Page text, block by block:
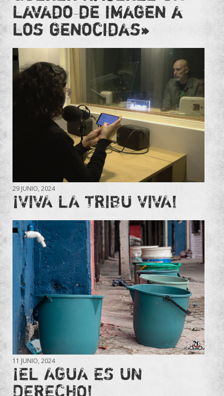
lavado de imagen a
los genocidas»
29 JUNIO, 2024
¡VIVA LA TRIBU VIVA!
11 JUNIO, 2024
¡EL AGUA ES UN
DERECHO!